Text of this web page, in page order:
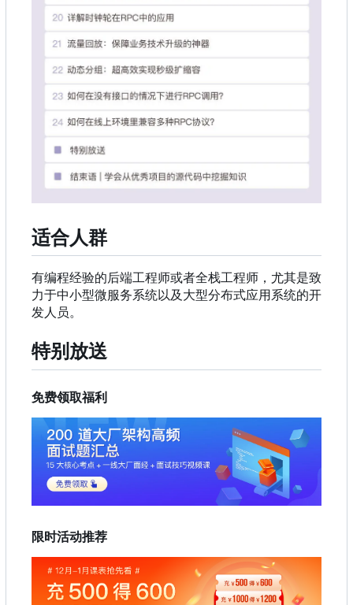
适合人群
有编程经验的后端工程师或者全栈工程师，尤其是致
力于中小型微服务系统以及大型分布式应用系统的开
发人员。
特别放送
免费领取福利
限时活动推荐